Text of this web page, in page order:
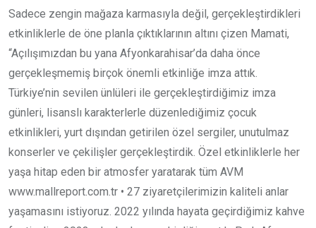
Sadece zengin mağaza karmasıyla değil, gerçekleştirdikleri
etkinliklerle de öne planla çıktıklarının altını çizen Mamati,
“Açılışımızdan bu yana Afyonkarahisar’da daha önce
gerçekleşmemiş birçok önemli etkinliğe imza attık.
Türkiye’nin sevilen ünlüleri ile gerçekleştirdiğimiz imza
günleri, lisanslı karakterlerle düzenlediğimiz çocuk
etkinlikleri, yurt dışından getirilen özel sergiler, unutulmaz
konserler ve çekilişler gerçekleştirdik. Özel etkinliklerle her
yaşa hitap eden bir atmosfer yaratarak tüm AVM
www.mallreport.com.tr • 27 ziyaretçilerimizin kaliteli anlar
yaşamasını istiyoruz. 2022 yılında hayata geçirdiğimiz kahve